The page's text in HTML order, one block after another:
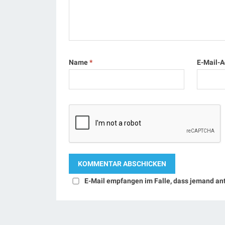
Name* E-Mail-
E-Mail empfangen im Falle, dass jemand